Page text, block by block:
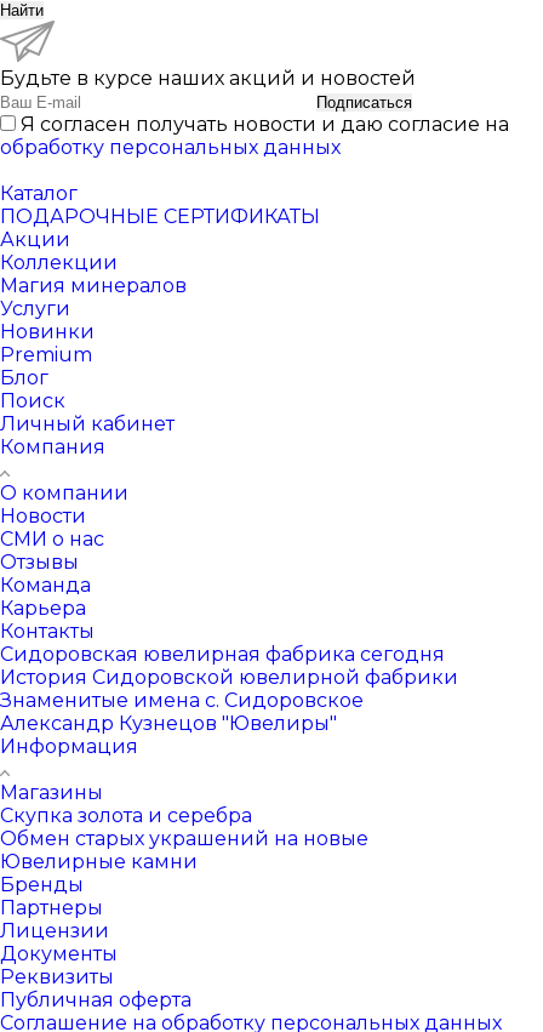
Найти
Будьте в курсе наших акций и новостей
Подписаться
Я согласен получать новости и даю согласие на
обработку персональных данных
Каталог
ПОДАРОЧНЫЕ СЕРТИФИКАТЫ
Акции
Коллекции
Магия минералов
Услуги
Новинки
Premium
Блог
Поиск
Личный кабинет
Компания
О компании
Новости
СМИ о нас
Отзывы
Команда
Карьера
Контакты
Сидоровская ювелирная фабрика сегодня
История Сидоровской ювелирной фабрики
Знаменитые имена с. Сидоровское
Александр Кузнецов "Ювелиры"
Информация
Магазины
Скупка золота и серебра
Обмен старых украшений на новые
Ювелирные камни
Бренды
Партнеры
Лицензии
Документы
Реквизиты
Публичная оферта
Соглашение на обработку персональных данных